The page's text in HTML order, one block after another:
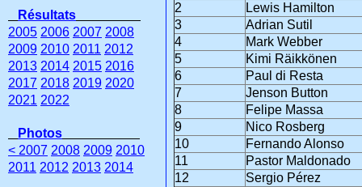
2
Lewis Hamilton
3
Adrian Sutil
4
Mark Webber
5
Kimi Räikkönen
6
Paul di Resta
7
Jenson Button
8
Felipe Massa
9
Nico Rosberg
10
Fernando Alonso
11
Pastor Maldonado
12
Sergio Pérez
Résultats
2005 2006 2007 2008
2009 2010 2011 2012
2013 2014 2015 2016
2017 2018 2019 2020
2021 2022
Photos
< 2007 2008 2009 2010
2011 2012 2013 2014